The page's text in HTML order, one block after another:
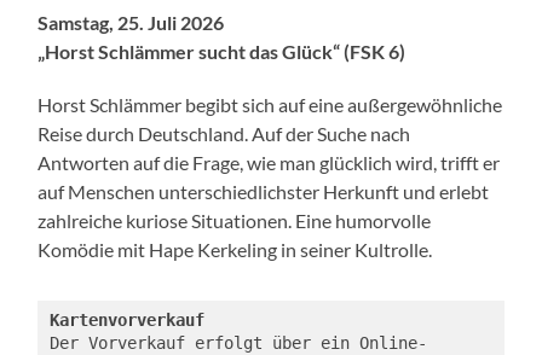
Samstag, 25. Juli 2026
„Horst Schlämmer sucht das Glück“ (FSK 6)
Horst Schlämmer begibt sich auf eine außergewöhnliche
Reise durch Deutschland. Auf der Suche nach
Antworten auf die Frage, wie man glücklich wird, trifft er
auf Menschen unterschiedlichster Herkunft und erlebt
zahlreiche kuriose Situationen. Eine humorvolle
Komödie mit Hape Kerkeling in seiner Kultrolle.
Kartenvorverkauf
Der Vorverkauf erfolgt über ein Online-